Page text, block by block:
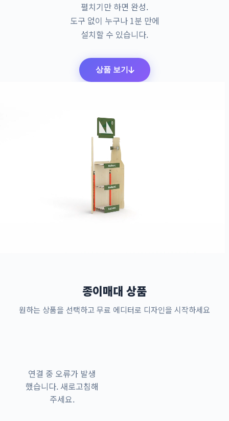
펼치기만 하면 완성.
도구 없이 누구나 1분 만에
설치할 수 있습니다.
상품 보기
종이매대 상품
원하는 상품을 선택하고 무료 에디터로 디자인을 시작하세요
연결 중 오류가 발생
했습니다. 새로고침해
주세요.